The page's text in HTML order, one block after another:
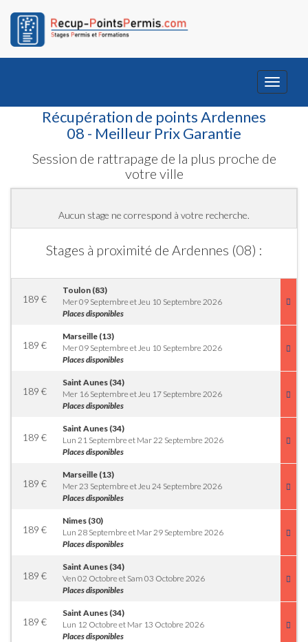
Toggle
Récupération de points Ardennes
08 - Meilleur Prix Garantie
Session de rattrapage de la plus proche de
votre ville
Aucun stage ne correspond à votre recherche.
Stages à proximité de Ardennes (08) :
189 €
Toulon (83)
Mer 09 Septembre et Jeu 10 Septembre 2026
Places disponibles
189 €
Marseille (13)
Mer 09 Septembre et Jeu 10 Septembre 2026
Places disponibles
189 €
Saint Aunes (34)
Mer 16 Septembre et Jeu 17 Septembre 2026
Places disponibles
189 €
Saint Aunes (34)
Lun 21 Septembre et Mar 22 Septembre 2026
Places disponibles
189 €
Marseille (13)
Mer 23 Septembre et Jeu 24 Septembre 2026
Places disponibles
189 €
Nimes (30)
Lun 28 Septembre et Mar 29 Septembre 2026
Places disponibles
189 €
Saint Aunes (34)
Ven 02 Octobre et Sam 03 Octobre 2026
Places disponibles
189 €
Saint Aunes (34)
Lun 12 Octobre et Mar 13 Octobre 2026
Places disponibles